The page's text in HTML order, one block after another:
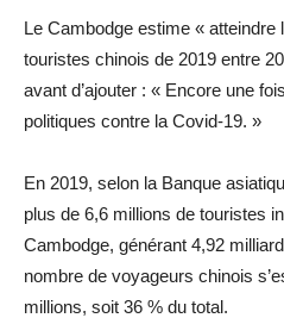
Le Cambodge estime « atteindre
touristes chinois de 2019 entre
avant d’ajouter : « Encore une
politiques contre la Covid-19. »
En 2019, selon la Banque
plus de 6,6 millions de touristes
Cambodge, générant 4,92
nombre de voyageurs chinois
millions, soit 36 % du total.